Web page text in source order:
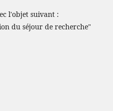
l'objet suivant :
du séjour de recherche"